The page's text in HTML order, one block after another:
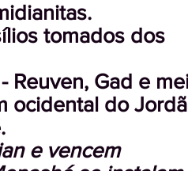
tomados dos
Reuven, Gad e
ocidental do
e vencem